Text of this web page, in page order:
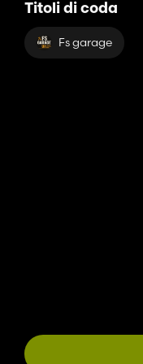
Titoli di coda
Fs garage